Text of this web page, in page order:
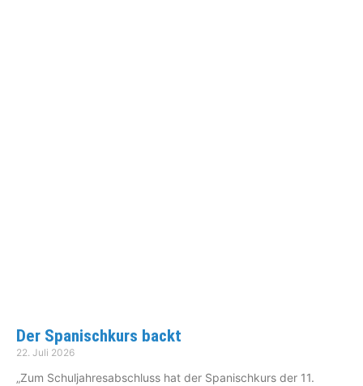
Der Spanischkurs backt
22. Juli 2026
„Zum Schuljahresabschluss hat der Spanischkurs der 11.